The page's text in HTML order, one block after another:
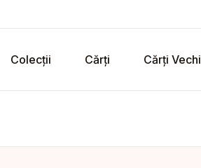
Colecții Cărți Cărți Vechi